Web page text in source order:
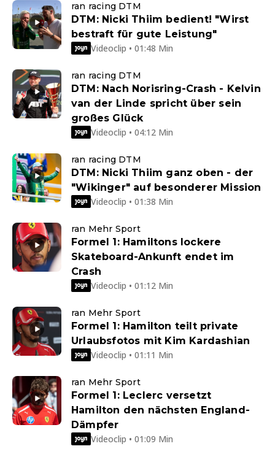
ran racing DTM
DTM: Nicki Thiim bedient! "Wirst
bestraft für gute Leistung"
Videoclip • 01:48 Min
ran racing DTM
DTM: Nach Norisring-Crash - Kelvin
van der Linde spricht über sein
großes Glück
Videoclip • 04:12 Min
ran racing DTM
DTM: Nicki Thiim ganz oben - der
"Wikinger" auf besonderer Mission
Videoclip • 01:38 Min
ran Mehr Sport
Formel 1: Hamiltons lockere
Skateboard-Ankunft endet im
Crash
Videoclip • 01:12 Min
ran Mehr Sport
Formel 1: Hamilton teilt private
Urlaubsfotos mit Kim Kardashian
Videoclip • 01:11 Min
ran Mehr Sport
Formel 1: Leclerc versetzt
Hamilton den nächsten England-
Dämpfer
Videoclip • 01:09 Min